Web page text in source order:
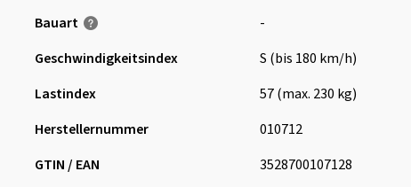
Bauart
-
Geschwindigkeits­index
S (bis 180 km/h)
Lastindex
57 (max. 230 kg)
Herstellernummer
010712
GTIN / EAN
3528700107128